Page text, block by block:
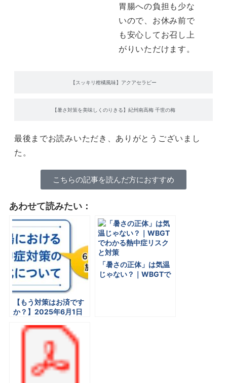
【スッキリ柑橘風味】アクアセラピー
【暑さ対策を美味しくのりきる】紀州南高梅 千世の梅
胃腸への負担も少な
いので、お休み前で
も安心してお召し上
がりいただけます。
最後までお読みいただき、ありがとうございまし
た。
こちらの記事を読んだ方におすすめ
あわせて読みたい：
【もう対策はお済です
か？】2025年6月1日
中症対策の強化につい
「暑さの正体」は気温
じゃない？｜WBGTで